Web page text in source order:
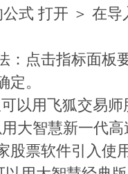
式 打开 ＞ 在
：点击指标面板
。
以用飞狐交易
大智慧新一代
股票软件引入使